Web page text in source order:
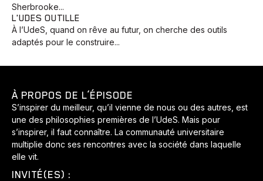
Sherbrooke...
L'UDES OUTILLE
À l’UdeS, quand on rêve au futur, on cherche des outils
adaptés pour le construire...
À PROPOS DE L’ÉPISODE
S’inspirer du meilleur, qu’il vienne de nous ou des autres, est
une des philosophies premières de l’UdeS. Mais pour
s’inspirer, il faut connaître. La communauté universitaire
multiplie donc ses rencontres avec la société dans laquelle
elle vit.
INVITÉ(ES) :